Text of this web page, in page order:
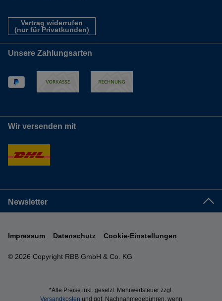
Vertrag widerrufen
(nur für Privatkunden)
Unsere Zahlungsarten
Wir versenden mit
Newsletter
© 2026 Copyright RBB GmbH & Co. KG
Impressum Datenschutz Cookie-Einstellungen
*Alle Preise inkl. gesetzl. Mehrwertsteuer zzgl.
Versandkosten und ggf. Nachnahmegebühren, wenn